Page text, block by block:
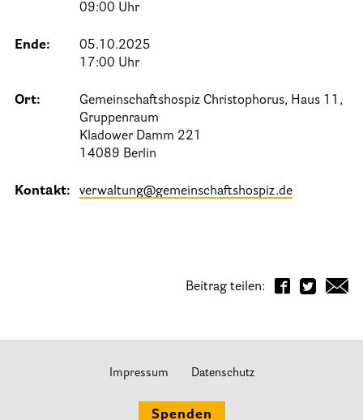
09:00 Uhr
Ende:
05.10.2025
17:00 Uhr
Ort:
Gemeinschaftshospiz Christophorus, Haus 11,
Gruppenraum
Kladower Damm 221
14089 Berlin
Kontakt: verwaltung@gemeinschaftshospiz.de
Beitrag teilen:
Spenden
Impressum Datenschutz